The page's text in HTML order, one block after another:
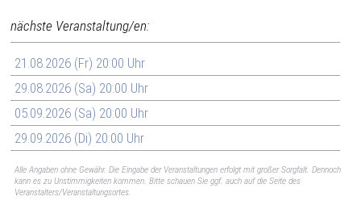
nächste Veranstaltung/en:
21.08.2026 (Fr) 20:00 Uhr
29.08.2026 (Sa) 20:00 Uhr
05.09.2026 (Sa) 20:00 Uhr
29.09.2026 (Di) 20:00 Uhr
Alle Angaben ohne Gewähr. Die Eingabe der Veranstaltungen erfolgt mit großer Sorgfalt. Dennoch
kann es zu Unstimmigkeiten kommen. Bitte schauen Sie ggf. auch auf die Seite des
Veranstalters/Veranstaltungsortes.